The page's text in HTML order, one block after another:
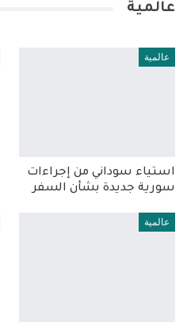
عالمية
عالمية
استياء سوداني من إجراءات
سورية جديدة بشأن السفر
عالمية